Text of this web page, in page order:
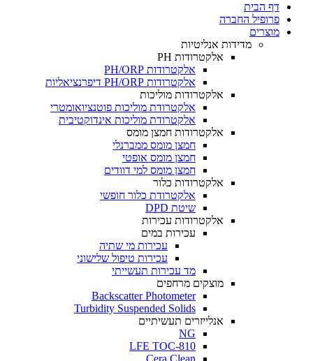
דף הבית
פרופיל החברה
מוצרים
מדידות אנליטיות
אלקטרודות PH
אלקטרודות PH/ORP
אלקטרודות PH/ORP דיפרנציאליות
אלקטרודות מוליכות
אלקטרודת מוליכות פוטנציואומטרי
אלקטרודת מוליכות אינדוקטיבית
אלקטרודות חמצן מומס
חמצן מומס ממברנלי
חמצן מומס אופטי
חמצן מומס למי דוודים
אלקטרודות כלור
אלקטרודת כלור חופשי
שיטת DPD
אלקטרודות עכירות
עכירות במים
עכירות מי שתיה
עכירות טיפול שלישוני
מד עכירות תעשייתי
מוצקים מרחפים
Backscatter Photometer
Turbidity Suspended Solids
אנלייזרים תעשיתיים
NG
LFE TOC-810
Cera Clean​